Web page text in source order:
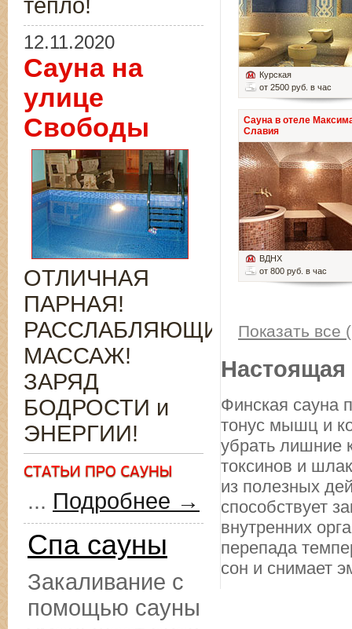
Курская
от 2500 руб. в час
Сауна в отеле
Славия
ВДНХ
от 800 руб. в час
Показать все
Настоящая
Финская сауна
тонус мышц и
убрать лишние
токсинов и
из полезных
способствует
внутренних
перепада
сон и снимает
тепло!
12.11.2020
Сауна на
улице
Свободы
ОТЛИЧНАЯ
ПАРНАЯ!
РАССЛАБЛЯЮЩИЙ
МАССАЖ!
ЗАРЯД
БОДРОСТИ и
ЭНЕРГИИ!
... Подробнее →
Спа сауны
Закаливание с
помощью сауны